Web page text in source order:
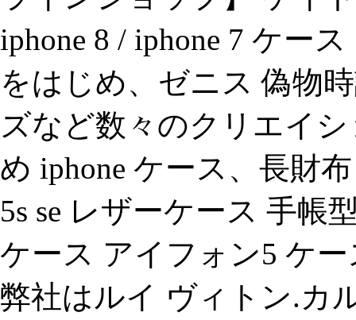
iphone 8 / iphone 7 ケー
をはじめ、ゼニス 偽物
ズなど数々のクリエイ
め iphone ケース、長財
5s se レザーケース 手帳
ケース アイフォン5 ケ
弊社はルイ ヴィトン.カ